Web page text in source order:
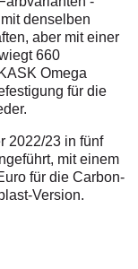
denselben
aber mit einer
660
Omega
für die
2022/23 in fünf
mit einem
für die Carbon-
Version.